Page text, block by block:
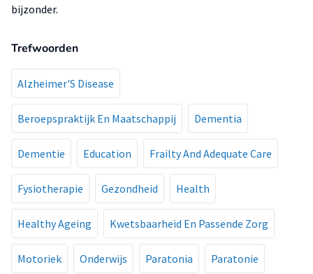
bijzonder.
Trefwoorden
Alzheimer'S Disease
Beroepspraktijk En Maatschappij Dementia
Dementie Education Frailty And Adequate Care
Fysiotherapie Gezondheid Health
Healthy Ageing Kwetsbaarheid En Passende Zorg
Motoriek Onderwijs Paratonia Paratonie